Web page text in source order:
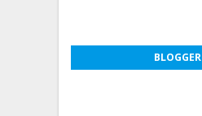
BLOGGER